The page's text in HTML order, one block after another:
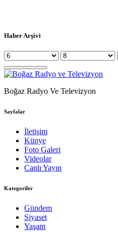
Haber Arşivi
Boğaz Radyo Ve Televizyon
Sayfalar
İletişim
Künye
Foto Galeri
Videolar
Canlı Yayın
Kategoriler
Gündem
Siyaset
Yaşam